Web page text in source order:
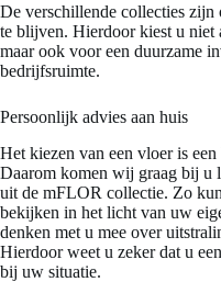
De verschillende collecties
te blijven. Hierdoor kiest u niet
maar ook voor een duurzame
bedrijfsruimte.
Persoonlijk advies aan huis
Het kiezen van een vloer is
Daarom komen wij graag bij u
uit de mFLOR collectie. Zo
bekijken in het licht van uw
denken met u mee over
Hierdoor weet u zeker dat u
bij uw situatie.